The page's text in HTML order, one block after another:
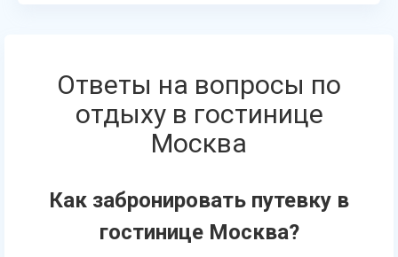
Ответы на вопросы по
отдыху в гостинице
Москва
Как забронировать путевку в
гостинице Москва?